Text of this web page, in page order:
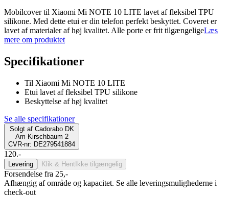
Mobilcover til Xiaomi Mi NOTE 10 LITE lavet af fleksibel TPU
silikone. Med dette etui er din telefon perfekt beskyttet. Coveret er
lavet af materialer af høj kvalitet. Alle porte er frit tilgængeligeLæs
mere om produktet
Specifikationer
Til Xiaomi Mi NOTE 10 LITE
Etui lavet af fleksibel TPU silikone
Beskyttelse af høj kvalitet
Se alle specifikationer
Solgt af Cadorabo DK
Am Kirschbaum 2
CVR-nr: DE279541884
120.-
Levering Klik & Hent Ikke tilgængelig
Forsendelse fra 25,-
Afhængig af område og kapacitet. Se alle leveringsmulighederne i
check-out